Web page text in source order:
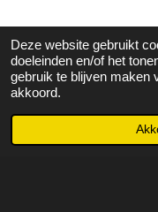
Deze website gebruikt
doeleinden en/of het
gebruik te blijven maken
akkoord.